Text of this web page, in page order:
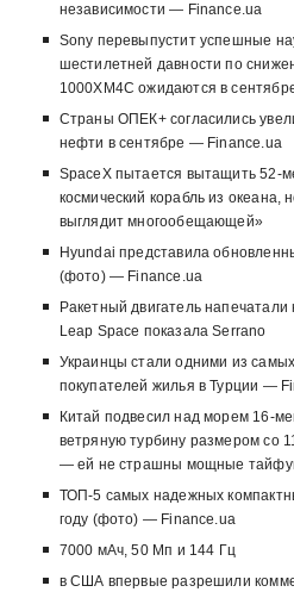
независимости — Finance.ua
Sony перевыпустит успешные
шестилетней давности по
1000XM4C ожидаются в
Страны ОПЕК+ согласились
нефти в сентябре — Finance.ua
SpaceX пытается вытащить 52-
космический корабль из океана,
выглядит многообещающей»
Hyundai представила
(фото) — Finance.ua
Ракетный двигатель
Leap Space показала Serrano
Украинцы стали одними из
покупателей жилья в Турции —
Китай подвесил над морем 16-
ветряную турбину размером со
— ей не страшны мощные
ТОП-5 самых надежных
году (фото) — Finance.ua
7000 мАч, 50 Мп и 144 Гц
в США впервые разрешили